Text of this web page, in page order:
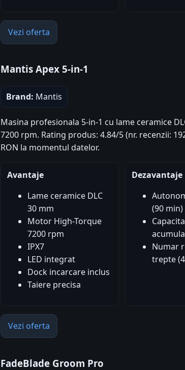
Vezi oferta
Mantis Apex 5-in-1
Brand: Mantis
Masina profesionala 5-in-1 cu lame ceramice
7200 rpm. Rating produs: 4.84/5 (nr. recenzii:
RON la momentul datelor.
Avantaje
Lame ceramice DLC
30 mm
Motor High-Torque
7200 rpm
IPX7
LED integrat
Dock incarcare inclus
Taiere precisa
Dezavantaje
(90 min)
Numar
trepte
Vezi oferta
FadeBlade Groom Pro